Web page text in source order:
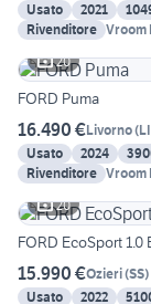
Usato
2021
Rivenditore Vroom
20
FORD Puma
16.490 €Livorno(LI
Usato
2024
Rivenditore Vroom
20
FORD EcoSport 1.0
15.990 €Ozieri(SS)
Usato
2022